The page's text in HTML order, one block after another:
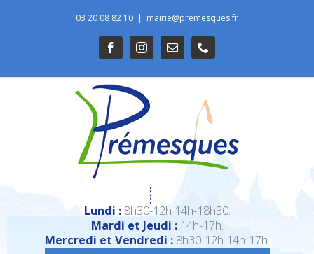
03 20 08 82 10 | mairie@premesques.fr
FacebookInstagramEmail
Lundi :8h30-12h 14h-18h30.
Mardi et Jeudi :14h-17h.
Mercredi et Vendredi :8h30-12h 14h-17h.